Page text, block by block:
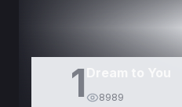
1 8989